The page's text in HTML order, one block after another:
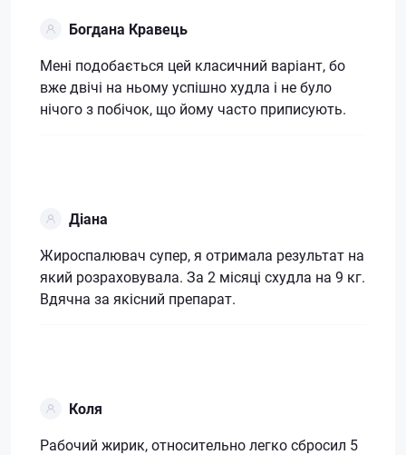
Богдана Кравець
Мені подобається цей класичний варіант, бо
вже двічі на ньому успішно худла і не було
нічого з побічок, що йому часто приписують.
Діана
Жироспалювач супер, я отримала результат на
який розраховувала. За 2 місяці схудла на 9 кг.
Вдячна за якісний препарат.
Коля
Рабочий жирик, относительно легко сбросил 5